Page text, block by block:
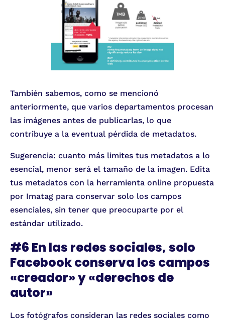
También sabemos, como se mencionó
anteriormente, que varios departamentos procesan
las imágenes antes de publicarlas, lo que
contribuye a la eventual pérdida de metadatos.
Sugerencia: cuanto más limites tus metadatos a lo
esencial, menor será el tamaño de la imagen. Edita
tus metadatos con la herramienta online propuesta
por Imatag para conservar solo los campos
esenciales, sin tener que preocuparte por el
estándar utilizado.
#6 En las redes sociales, solo
Facebook conserva los campos
«creador» y «derechos de
autor»
Los fotógrafos consideran las redes sociales como